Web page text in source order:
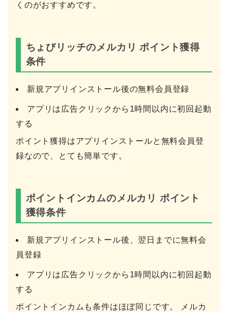
くのがおすすめです。
ちょびリッチのメルカリ ポイント獲得
条件
新規アプリインストール後の無料会員登録
アプリは広告クリックから1時間以内に初回起動
する
ポイント獲得はアプリインストールと無料会員登
録なので、とても簡単です。
ポイントインカムのメルカリ ポイント
獲得条件
新規アプリインストール後、翌日までに無料会
員登録
アプリは広告クリックから1時間以内に初回起動
する
ポイントインカムも条件はほぼ同じです。 メルカ